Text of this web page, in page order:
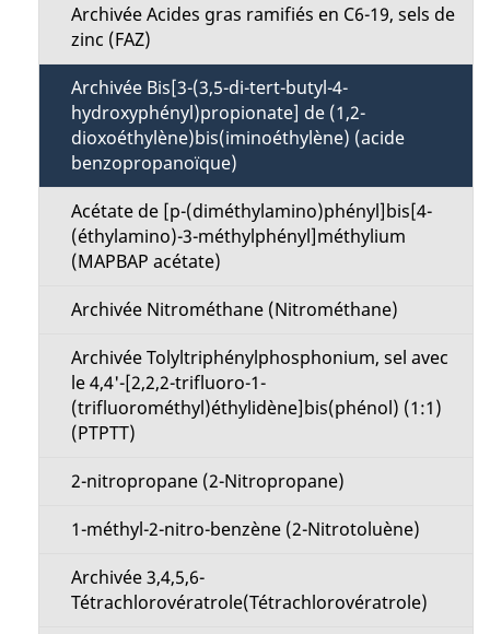
Archivée Acides gras ramifiés en C6-19, sels de
zinc (FAZ)
Archivée Bis[3-(3,5-di-tert-butyl-4-
hydroxyphényl)propionate] de (1,2-
dioxoéthylène)bis(iminoéthylène) (acide
benzopropanoïque)
Acétate de [p-(diméthylamino)phényl]bis[4-
(éthylamino)-3-méthylphényl]méthylium
(MAPBAP acétate)
Archivée Nitrométhane (Nitrométhane)
Archivée Tolyltriphénylphosphonium, sel avec
le 4,4'-[2,2,2-trifluoro-1-
(trifluorométhyl)éthylidène]bis(phénol) (1:1)
(PTPTT)
2-nitropropane (2-Nitropropane)
1-méthyl-2-nitro-benzène (2-Nitrotoluène)
Archivée 3,4,5,6-
Tétrachlorovératrole(Tétrachlorovératrole)